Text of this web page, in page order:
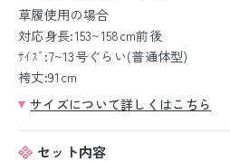
草履使用の場合
対応身長:153~158cm前後
ｻｲｽﾞ:7~13号ぐらい(普通体型)
袴丈:91cm
サイズについて詳しくはこちら
セット内容